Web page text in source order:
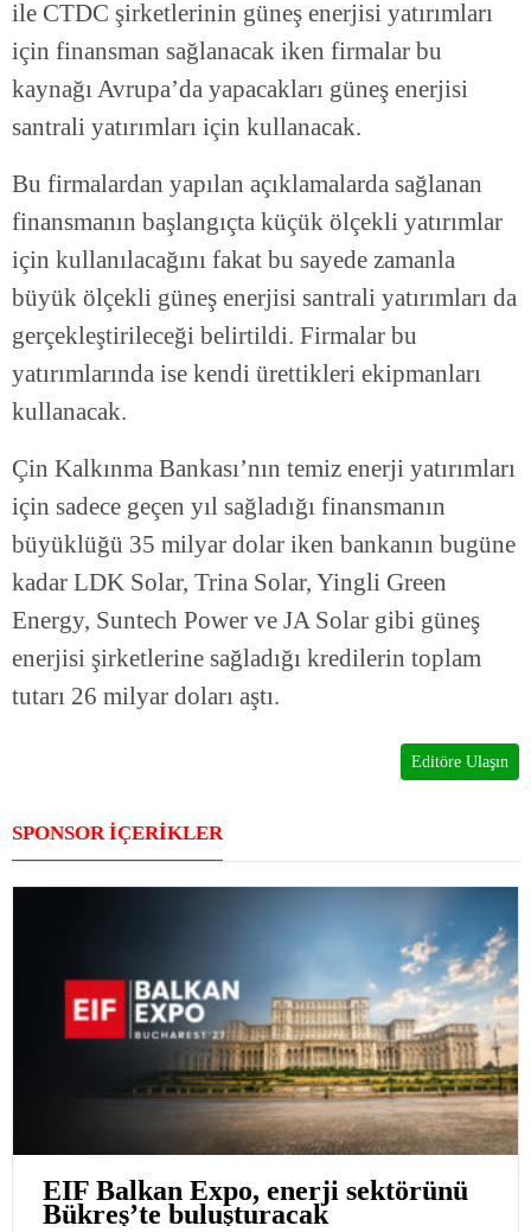
ile CTDC şirketlerinin güneş enerjisi yatırımları
için finansman sağlanacak iken firmalar bu
kaynağı Avrupa’da yapacakları güneş enerjisi
santrali yatırımları için kullanacak.
Bu firmalardan yapılan açıklamalarda sağlanan
finansmanın başlangıçta küçük ölçekli yatırımlar
için kullanılacağını fakat bu sayede zamanla
büyük ölçekli güneş enerjisi santrali yatırımları da
gerçekleştirileceği belirtildi. Firmalar bu
yatırımlarında ise kendi ürettikleri ekipmanları
kullanacak.
Çin Kalkınma Bankası’nın temiz enerji yatırımları
için sadece geçen yıl sağladığı finansmanın
büyüklüğü 35 milyar dolar iken bankanın bugüne
kadar LDK Solar, Trina Solar, Yingli Green
Energy, Suntech Power ve JA Solar gibi güneş
enerjisi şirketlerine sağladığı kredilerin toplam
tutarı 26 milyar doları aştı.
Editöre Ulaşın
SPONSOR İÇERİKLER
EIF Balkan Expo, enerji sektörünü
Bükreş’te buluşturacak